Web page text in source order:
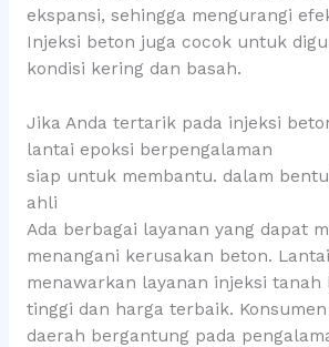
ekspansi, sehingga mengurangi
Injeksi beton juga cocok untuk
kondisi kering dan basah.
Jika Anda tertarik pada injeksi
lantai epoksi berpengalaman
siap untuk membantu. dalam
ahli
Ada berbagai layanan yang dapat
menangani kerusakan beton.
menawarkan layanan injeksi tanah
tinggi dan harga terbaik.
daerah bergantung pada